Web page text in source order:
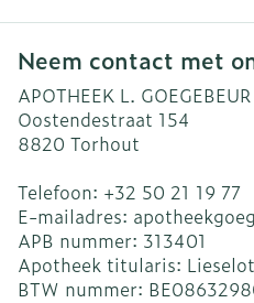
Neem contact met
APOTHEEK L.
Oostendestraat 154
8820 Torhout
Telefoon: +32 50 21 19 77
E-mailadres:
APB nummer: 313401
Apotheek titularis:
BTW nummer: